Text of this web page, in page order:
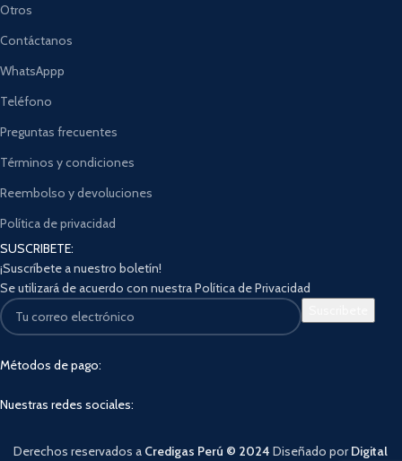
Otros
Contáctanos
WhatsAppp
Teléfono
Preguntas frecuentes
Términos y condiciones
Reembolso y devoluciones
Política de privacidad
SUSCRIBETE:
¡Suscríbete a nuestro boletín!
Se utilizará de acuerdo con nuestra Política de Privacidad
Métodos de pago:
Nuestras redes sociales:
Derechos reservados a Credigas Perú © 2024 Diseñado porDigital